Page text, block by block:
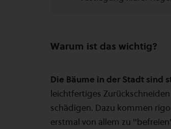
Warum ist das wichtig?
Die Bäume in der Stadt sind
leichtfertiges
schädigen. Dazu kommen
erstmal von allem zu